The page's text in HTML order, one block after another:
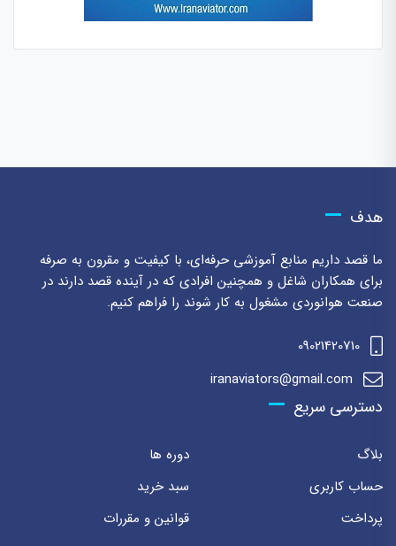
هدف
ما قصد داریم منابع آموزشی حرفه‌ای، با کیفیت و مقرون به صرفه
برای همکاران شاغل و همچنین افرادی که در آینده قصد دارند در
صنعت هوانوردی مشغول به کار شوند را فراهم کنیم.
09021420710
iranaviators@gmail.com
دسترسی سریع
بلاگ
دوره ها
حساب کاربری
سبد خرید
پرداخت
قوانین و مقررات